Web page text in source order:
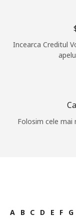
Incearca Creditul
Folosim cele
A B C D E F G